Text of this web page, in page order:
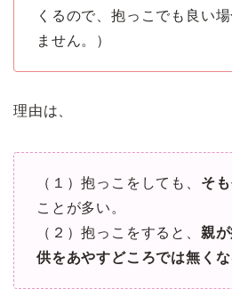
くるので、抱っこでも良い
ません。）
理由は、
（１）抱っこをしても、 そ
ことが多い。
（２）抱っこをすると、 親
供をあやすどころでは無くな